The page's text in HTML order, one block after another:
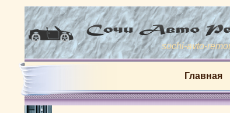
sochi-avto-
Главная